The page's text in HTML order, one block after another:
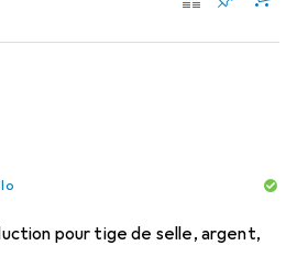
pour tige de selle, argent,